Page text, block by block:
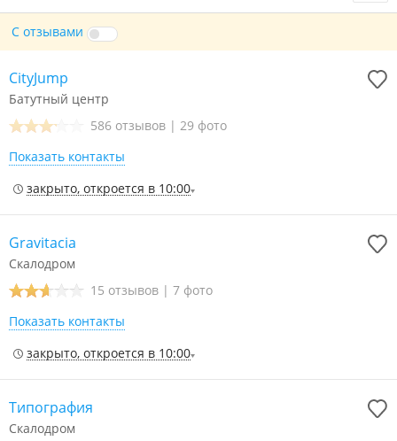
С отзывами
CityJump
Батутный центр
586 отзывов | 29 фото
Показать контакты
закрыто, откроется в 10:00
Gravitacia
Скалодром
15 отзывов | 7 фото
Показать контакты
закрыто, откроется в 10:00
Типография
Скалодром